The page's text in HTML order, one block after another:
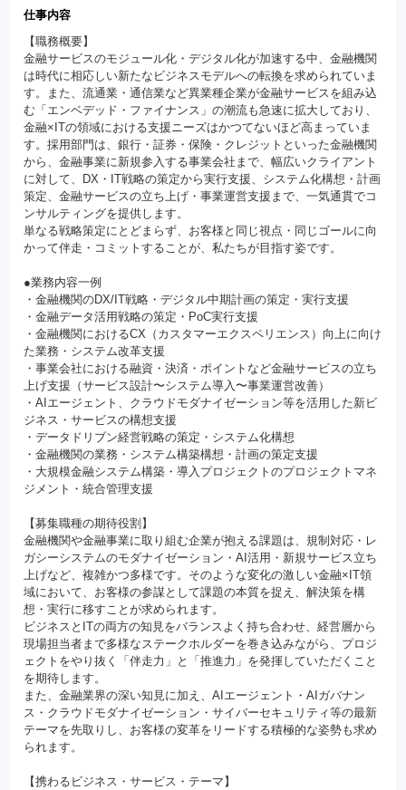
仕事内容
【職務概要】
金融サービスのモジュール化・デジタル化が加速する中、金融機関
は時代に相応しい新たなビジネスモデルへの転換を求められていま
す。また、流通業・通信業など異業種企業が金融サービスを組み込
む「エンベデッド・ファイナンス」の潮流も急速に拡大しており、
金融×ITの領域における支援ニーズはかつてないほど高まっていま
す。採用部門は、銀行・証券・保険・クレジットといった金融機関
から、金融事業に新規参入する事業会社まで、幅広いクライアント
に対して、DX・IT戦略の策定から実行支援、システム化構想・計画
策定、金融サービスの立ち上げ・事業運営支援まで、一気通貫でコ
ンサルティングを提供します。
単なる戦略策定にとどまらず、お客様と同じ視点・同じゴールに向
かって伴走・コミットすることが、私たちが目指す姿です。
●業務内容一例
・金融機関のDX/IT戦略・デジタル中期計画の策定・実行支援
・金融データ活用戦略の策定・PoC実行支援
・金融機関におけるCX（カスタマーエクスペリエンス）向上に向け
た業務・システム改革支援
・事業会社における融資・決済・ポイントなど金融サービスの立ち
上げ支援（サービス設計〜システム導入〜事業運営改善）
・AIエージェント、クラウドモダナイゼーション等を活用した新ビ
ジネス・サービスの構想支援
・データドリブン経営戦略の策定・システム化構想
・金融機関の業務・システム構築構想・計画の策定支援
・大規模金融システム構築・導入プロジェクトのプロジェクトマネ
ジメント・統合管理支援
【募集職種の期待役割】
金融機関や金融事業に取り組む企業が抱える課題は、規制対応・レ
ガシーシステムのモダナイゼーション・AI活用・新規サービス立ち
上げなど、複雑かつ多様です。そのような変化の激しい金融×IT領
域において、お客様の参謀として課題の本質を捉え、解決策を構
想・実行に移すことが求められます。
ビジネスとITの両方の知見をバランスよく持ち合わせ、経営層から
現場担当者まで多様なステークホルダーを巻き込みながら、プロジ
ェクトをやり抜く「伴走力」と「推進力」を発揮していただくこと
を期待します。
また、金融業界の深い知見に加え、AIエージェント・AIガバナン
ス・クラウドモダナイゼーション・サイバーセキュリティ等の最新
テーマを先取りし、お客様の変革をリードする積極的な姿勢も求め
られます。
【携わるビジネス・サービス・テーマ】